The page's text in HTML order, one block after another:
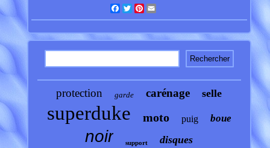
Facebook
TwitterPinterest
protection garde carénage selle
superduke moto puig boue
noir support disques